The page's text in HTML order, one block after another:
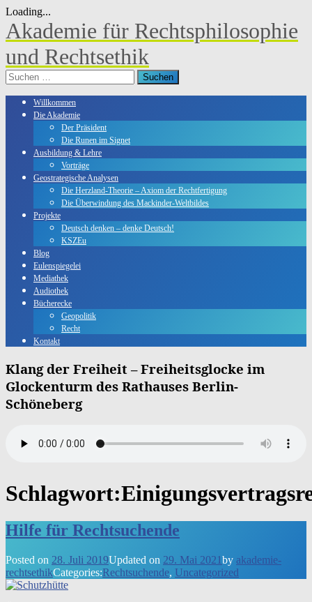
Loading...
Skip
to
content
Akademie für Rechtsphilosophie
und Rechtsethik
Suchen
nach:
Willkommen
Die Akademie
Der Präsident
Die Runen im Signet
Ausbildung & Lehre
Vorträge
Geostrategische Analysen
Die Herzland-Theorie – Axiom der Rechtfertigung
Die Überwindung des Mackinder-Weltbildes
Projekte
Deutsch denken – denke Deutsch!
KSZEu
Blog
Eulenspiegelei
Mediathek
Audiothek
Bücherecke
Geopolitik
Recht
Kontakt
Klang der Freiheit – Freiheitsglocke im
Glockenturm des Rathauses Berlin-
Schöneberg
Schlagwort:
Hilfe für Rechtsuchende
Posted on 28. Juli 2019Updated on 29. Mai 2021by akademie-
rechtsethikCategories:Rechtsuchende, Uncategorized